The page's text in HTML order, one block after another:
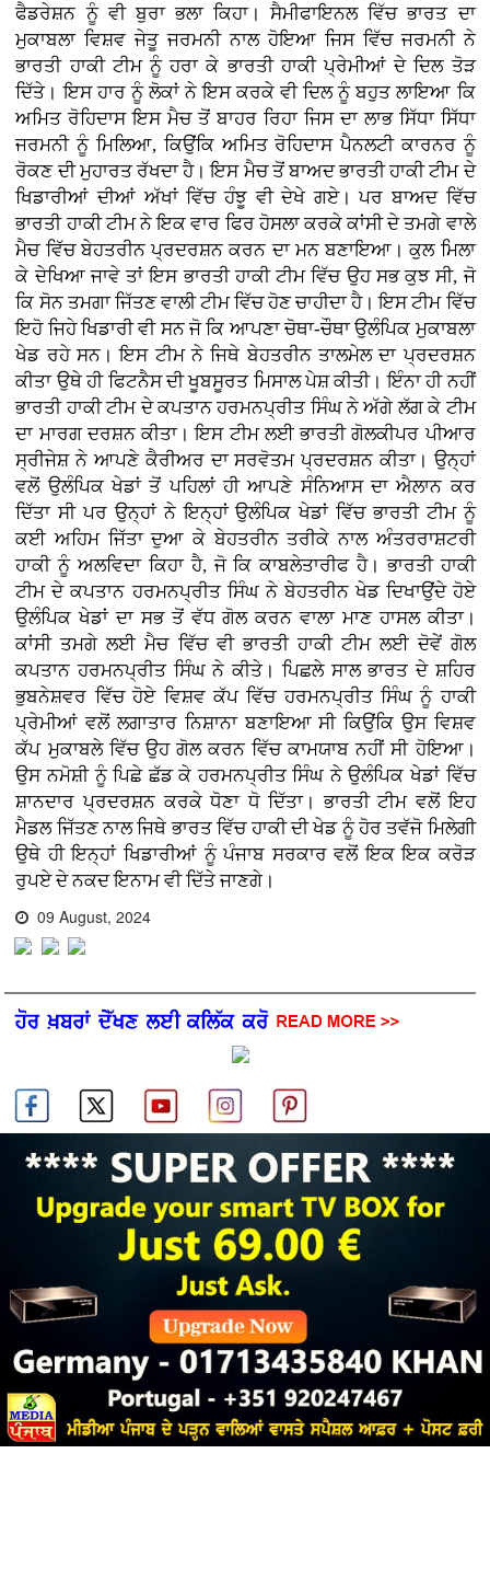
ਫੈਡਰੇਸ਼ਨ ਨੂੰ ਵੀ ਬੁਰਾ ਭਲਾ ਕਿਹਾ। ਸੈਮੀਫਾਇਨਲ ਵਿੱਚ ਭਾਰਤ ਦਾ
ਮੁਕਾਬਲਾ ਵਿਸ਼ਵ ਜੇਤੂ ਜਰਮਨੀ ਨਾਲ ਹੋਇਆ ਜਿਸ ਵਿੱਚ ਜਰਮਨੀ ਨੇ
ਭਾਰਤੀ ਹਾਕੀ ਟੀਮ ਨੂੰ ਹਰਾ ਕੇ ਭਾਰਤੀ ਹਾਕੀ ਪ੍ਰੇਮੀਆਂ ਦੇ ਦਿਲ ਤੋੜ
ਦਿੱਤੇ। ਇਸ ਹਾਰ ਨੂੰ ਲੋਕਾਂ ਨੇ ਇਸ ਕਰਕੇ ਵੀ ਦਿਲ ਨੂੰ ਬਹੁਤ ਲਾਇਆ ਕਿ
ਅਮਿਤ ਰੋਹਿਦਾਸ ਇਸ ਮੈਚ ਤੋਂ ਬਾਹਰ ਰਿਹਾ ਜਿਸ ਦਾ ਲਾਭ ਸਿੱਧਾ ਸਿੱਧਾ
ਜਰਮਨੀ ਨੂੰ ਮਿਲਿਆ, ਕਿਉਂਕਿ ਅਮਿਤ ਰੋਹਿਦਾਸ ਪੈਨਲਟੀ ਕਾਰਨਰ ਨੂੰ
ਰੋਕਣ ਦੀ ਮੁਹਾਰਤ ਰੱਖਦਾ ਹੈ। ਇਸ ਮੈਚ ਤੋਂ ਬਾਅਦ ਭਾਰਤੀ ਹਾਕੀ ਟੀਮ ਦੇ
ਖਿਡਾਰੀਆਂ ਦੀਆਂ ਅੱਖਾਂ ਵਿੱਚ ਹੰਝੂ ਵੀ ਦੇਖੇ ਗਏ। ਪਰ ਬਾਅਦ ਵਿੱਚ
ਭਾਰਤੀ ਹਾਕੀ ਟੀਮ ਨੇ ਇਕ ਵਾਰ ਫਿਰ ਹੋਸਲਾ ਕਰਕੇ ਕਾਂਸੀ ਦੇ ਤਮਗੇ ਵਾਲੇ
ਮੈਚ ਵਿੱਚ ਬੇਹਤਰੀਨ ਪ੍ਰਦਰਸ਼ਨ ਕਰਨ ਦਾ ਮਨ ਬਣਾਇਆ। ਕੁਲ ਮਿਲਾ
ਕੇ ਦੇਖਿਆ ਜਾਵੇ ਤਾਂ ਇਸ ਭਾਰਤੀ ਹਾਕੀ ਟੀਮ ਵਿੱਚ ਉਹ ਸਭ ਕੁਝ ਸੀ, ਜੋ
ਕਿ ਸੋਨ ਤਮਗਾ ਜਿੱਤਣ ਵਾਲੀ ਟੀਮ ਵਿੱਚ ਹੋਣ ਚਾਹੀਦਾ ਹੈ। ਇਸ ਟੀਮ ਵਿੱਚ
ਇਹੋ ਜਿਹੇ ਖਿਡਾਰੀ ਵੀ ਸਨ ਜੋ ਕਿ ਆਪਣਾ ਚੋਥਾ-ਚੌਥਾ ਉਲੰਪਿਕ ਮੁਕਾਬਲਾ
ਖੇਡ ਰਹੇ ਸਨ। ਇਸ ਟੀਮ ਨੇ ਜਿਥੇ ਬੇਹਤਰੀਨ ਤਾਲਮੇਲ ਦਾ ਪ੍ਰਦਰਸ਼ਨ
ਕੀਤਾ ਉਥੇ ਹੀ ਫਿਟਨੈਸ ਦੀ ਖੂਬਸੂਰਤ ਮਿਸਾਲ ਪੇਸ਼ ਕੀਤੀ। ਇੰਨਾ ਹੀ ਨਹੀਂ
ਭਾਰਤੀ ਹਾਕੀ ਟੀਮ ਦੇ ਕਪਤਾਨ ਹਰਮਨਪ੍ਰੀਤ ਸਿੰਘ ਨੇ ਅੱਗੇ ਲੱਗ ਕੇ ਟੀਮ
ਦਾ ਮਾਰਗ ਦਰਸ਼ਨ ਕੀਤਾ। ਇਸ ਟੀਮ ਲਈ ਭਾਰਤੀ ਗੋਲਕੀਪਰ ਪੀਆਰ
ਸ੍ਰੀਜੇਸ਼ ਨੇ ਆਪਣੇ ਕੈਰੀਅਰ ਦਾ ਸਰਵੋਤਮ ਪ੍ਰਦਰਸ਼ਨ ਕੀਤਾ। ਉਨ੍ਹਾਂ
ਵਲੋਂ ਉਲੰਪਿਕ ਖੇਡਾਂ ਤੋਂ ਪਹਿਲਾਂ ਹੀ ਆਪਣੇ ਸੰਨਿਆਸ ਦਾ ਐਲਾਨ ਕਰ
ਦਿੱਤਾ ਸੀ ਪਰ ਉਨ੍ਹਾਂ ਨੇ ਇਨ੍ਹਾਂ ਉਲੰਪਿਕ ਖੇਡਾਂ ਵਿੱਚ ਭਾਰਤੀ ਟੀਮ ਨੂੰ
ਕਈ ਅਹਿਮ ਜਿੱਤਾ ਦੁਆ ਕੇ ਬੇਹਤਰੀਨ ਤਰੀਕੇ ਨਾਲ ਅੰਤਰਰਾਸ਼ਟਰੀ
ਹਾਕੀ ਨੂੰ ਅਲਵਿਦਾ ਕਿਹਾ ਹੈ, ਜੋ ਕਿ ਕਾਬਲੇਤਾਰੀਫ ਹੈ। ਭਾਰਤੀ ਹਾਕੀ
ਟੀਮ ਦੇ ਕਪਤਾਨ ਹਰਮਨਪ੍ਰੀਤ ਸਿੰਘ ਨੇ ਬੇਹਤਰੀਨ ਖੇਡ ਦਿਖਾਉਂਦੇ ਹੋਏ
ਉਲੰਪਿਕ ਖੇਡਾਂ ਦਾ ਸਭ ਤੋਂ ਵੱਧ ਗੋਲ ਕਰਨ ਵਾਲਾ ਮਾਣ ਹਾਸਲ ਕੀਤਾ।
ਕਾਂਸੀ ਤਮਗੇ ਲਈ ਮੈਚ ਵਿੱਚ ਵੀ ਭਾਰਤੀ ਹਾਕੀ ਟੀਮ ਲਈ ਦੋਵੇਂ ਗੋਲ
ਕਪਤਾਨ ਹਰਮਨਪ੍ਰੀਤ ਸਿੰਘ ਨੇ ਕੀਤੇ। ਪਿਛਲੇ ਸਾਲ ਭਾਰਤ ਦੇ ਸ਼ਹਿਰ
ਭੁਬਨੇਸ਼ਵਰ ਵਿੱਚ ਹੋਏ ਵਿਸ਼ਵ ਕੱਪ ਵਿੱਚ ਹਰਮਨਪ੍ਰੀਤ ਸਿੰਘ ਨੂੰ ਹਾਕੀ
ਪ੍ਰੇਮੀਆਂ ਵਲੋਂ ਲਗਾਤਾਰ ਨਿਸ਼ਾਨਾ ਬਣਾਇਆ ਸੀ ਕਿਉਂਕਿ ਉਸ ਵਿਸ਼ਵ
ਕੱਪ ਮੁਕਾਬਲੇ ਵਿੱਚ ਉਹ ਗੋਲ ਕਰਨ ਵਿੱਚ ਕਾਮਯਾਬ ਨਹੀਂ ਸੀ ਹੋਇਆ।
ਉਸ ਨਮੋਸ਼ੀ ਨੂੰ ਪਿਛੇ ਛੱਡ ਕੇ ਹਰਮਨਪ੍ਰੀਤ ਸਿੰਘ ਨੇ ਉਲੰਪਿਕ ਖੇਡਾਂ ਵਿੱਚ
ਸ਼ਾਨਦਾਰ ਪ੍ਰਦਰਸ਼ਨ ਕਰਕੇ ਧੋਣਾ ਧੋ ਦਿੱਤਾ। ਭਾਰਤੀ ਟੀਮ ਵਲੋਂ ਇਹ
ਮੈਡਲ ਜਿੱਤਣ ਨਾਲ ਜਿਥੇ ਭਾਰਤ ਵਿੱਚ ਹਾਕੀ ਦੀ ਖੇਡ ਨੂੰ ਹੋਰ ਤਵੱਜੋ ਮਿਲੇਗੀ
ਉਥੇ ਹੀ ਇਨ੍ਹਾਂ ਖਿਡਾਰੀਆਂ ਨੂੰ ਪੰਜਾਬ ਸਰਕਾਰ ਵਲੋਂ ਇਕ ਇਕ ਕਰੋੜ
ਰੁਪਏ ਦੇ ਨਕਦ ਇਨਾਮ ਵੀ ਦਿੱਤੇ ਜਾਣਗੇ।
09 August, 2024